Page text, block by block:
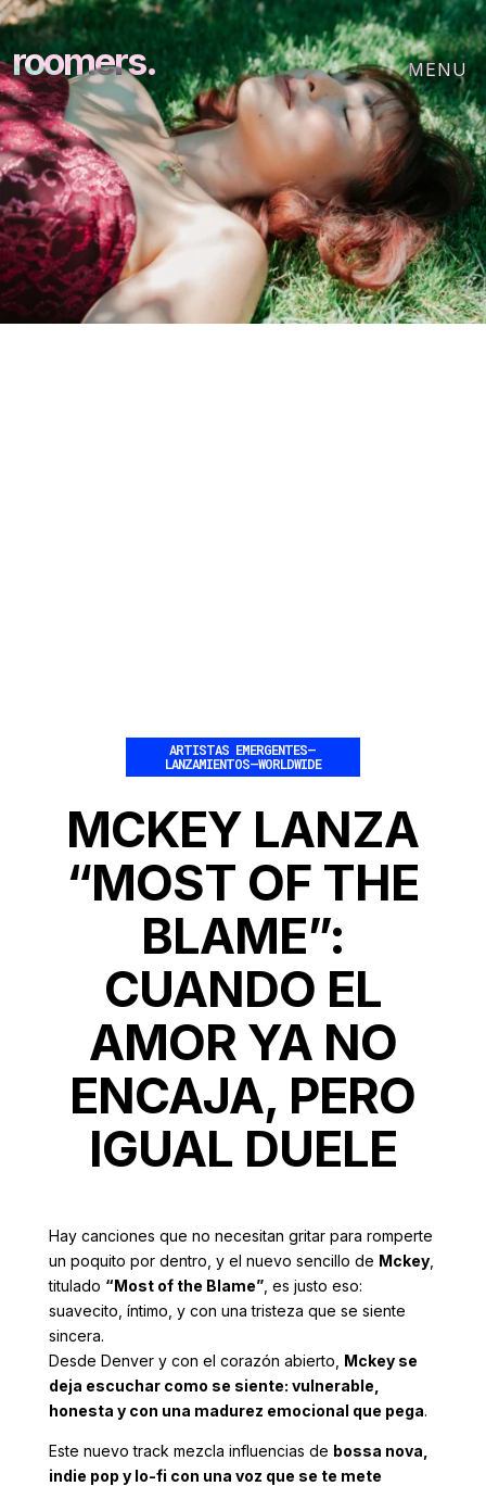
roomers.
ARTISTAS EMERGENTES–
LANZAMIENTOS–WORLDWIDE
MCKEY LANZA
“MOST OF THE
BLAME”:
CUANDO EL
AMOR YA NO
ENCAJA, PERO
IGUAL DUELE
Hay canciones que no necesitan gritar para romperte
un poquito por dentro, y el nuevo sencillo de Mckey,
titulado “Most of the Blame”, es justo eso:
suavecito, íntimo, y con una tristeza que se siente
sincera.
Desde Denver y con el corazón abierto, Mckey se
deja escuchar como se siente: vulnerable,
honesta y con una madurez emocional que pega.
Este nuevo track mezcla influencias de bossa nova,
indie pop y lo-fi con una voz que se te mete